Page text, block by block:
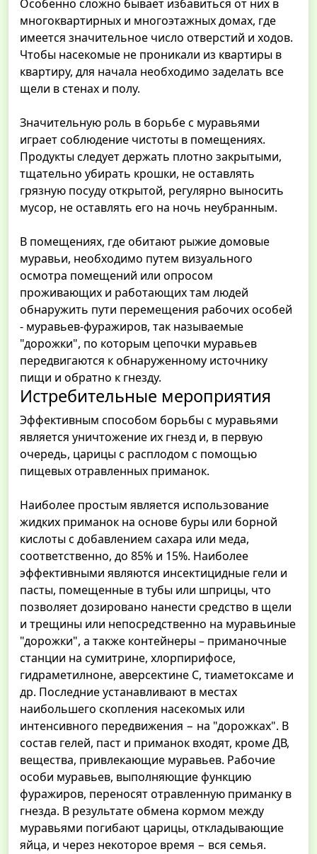
Особенно сложно бывает избавиться от них в
многоквартирных и многоэтажных домах, где
имеется значительное число отверстий и ходов.
Чтобы насекомые не проникали из квартиры в
квартиру, для начала необходимо заделать все
щели в стенах и полу.
Значительную роль в борьбе с муравьями
играет соблюдение чистоты в помещениях.
Продукты следует держать плотно закрытыми,
тщательно убирать крошки, не оставлять
грязную посуду открытой, регулярно выносить
мусор, не оставлять его на ночь неубранным.
В помещениях, где обитают рыжие домовые
муравьи, необходимо путем визуального
осмотра помещений или опросом
проживающих и работающих там людей
обнаружить пути перемещения рабочих особей
- муравьев-фуражиров, так называемые
"дорожки", по которым цепочки муравьев
передвигаются к обнаруженному источнику
пищи и обратно к гнезду.
Истребительные мероприятия
Эффективным способом борьбы с муравьями
является уничтожение их гнезд и, в первую
очередь, царицы с расплодом с помощью
пищевых отравленных приманок.
Наиболее простым является использование
жидких приманок на основе буры или борной
кислоты с добавлением сахара или меда,
соответственно, до 85% и 15%. Наиболее
эффективными являются инсектицидные гели и
пасты, помещенные в тубы или шприцы, что
позволяет дозировано нанести средство в щели
и трещины или непосредственно на муравьиные
"дорожки", а также контейнеры – приманочные
станции на сумитрине, хлорпирифосе,
гидраметилноне, аверсектине C, тиаметоксаме и
др. Последние устанавливают в местах
наибольшего скопления насекомых или
интенсивного передвижения − на "дорожках". В
состав гелей, паст и приманок входят, кроме ДВ,
вещества, привлекающие муравьев. Рабочие
особи муравьев, выполняющие функцию
фуражиров, переносят отравленную приманку в
гнезда. В результате обмена кормом между
муравьями погибают царицы, откладывающие
яйца, и через некоторое время − вся семья.